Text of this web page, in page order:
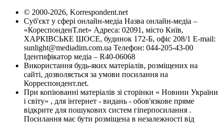
© 2000-2026, Korrespondent.net
Суб'єкт у сфері онлайн-медіа Назва онлайн-медіа –
«КореспонденТ.net» Адреса: 02091, місто Київ,
ХАРКІВСЬКЕ ШОСЕ, будинок 172-Б, офіс 208/1 E-mail:
sunlight@mediadim.com.ua Телефон: 044-205-43-00
Ідентифікатор медіа – R40-06068
Використання будь-яких матеріалів, розміщених на
сайті, дозволяється за умови посилання на
Корреспондент.net.
При копіюванні матеріалів зі сторінки « Новини України
і світу» , для інтернет - видань - обов'язкове пряме
відкрите для пошукових систем гіперпосилання .
Посилання має бути розміщена в незалежності від